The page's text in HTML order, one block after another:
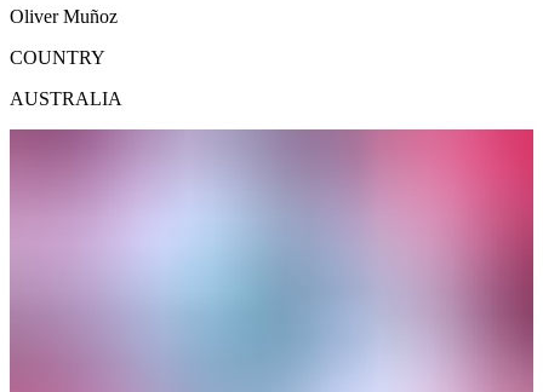
OliverMuñoz
COUNTRY
AUSTRALIA